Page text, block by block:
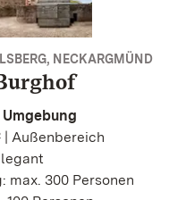
NECKARGMÜND
| Außenbereich
max. 300 Personen